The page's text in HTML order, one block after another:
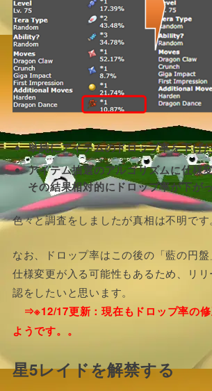
単純にアイテムのドロップ率を下げ
アイテム抽選のアルゴリズムに仕様
その結果相対的にドロップ率が下が
色々と調査をしましたが真相は不明で
なお、ドロップ率はこの後の「藍の円
仕様変更が入る可能性もあるため、リ
認をしたいと思います。
⇒※12/17更新：現在もドロップ率の
ようです。。
星5レイドを解禁する